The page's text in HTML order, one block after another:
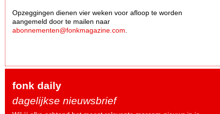
Opzeggingen dienen vier weken voor afloop te worden
aangemeld door te mailen naar
abonnementen@fonkmagazine.com
fonk daily
dagelijkse nieuwsbrief